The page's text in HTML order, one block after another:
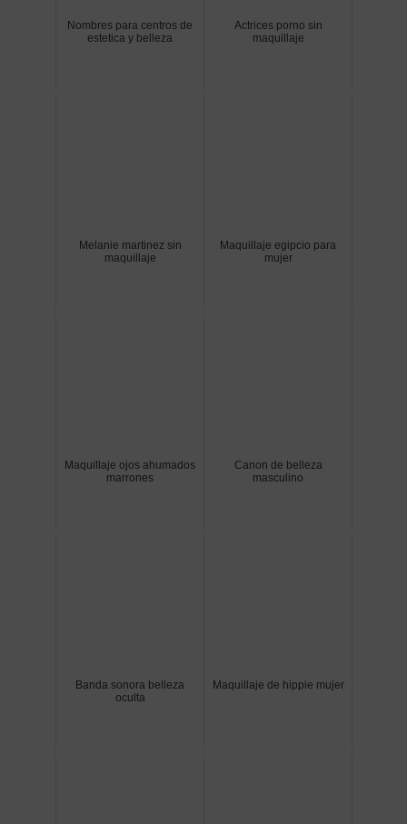
Nombres para centros de
estetica y belleza
Actrices porno sin
maquillaje
Melanie martinez sin
maquillaje
Maquillaje egipcio para
mujer
Maquillaje ojos ahumados
marrones
Canon de belleza
masculino
Banda sonora belleza
oculta
Maquillaje de hippie mujer